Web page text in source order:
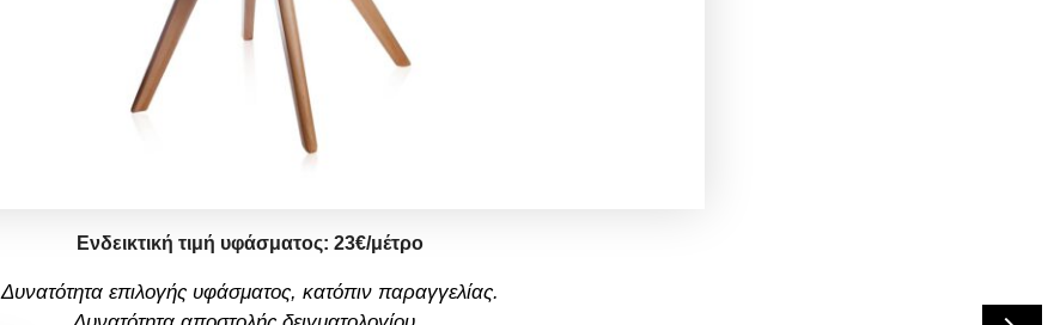
Ενδεικτική τιμή υφάσματος: 23€/μέτρο
Δυνατότητα επιλογής υφάσματος, κατόπιν παραγγελίας.